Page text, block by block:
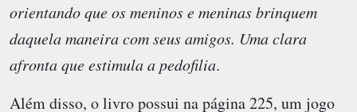
orientando que os meninos e meninas brinquem
daquela maneira com seus amigos. Uma clara
afronta que estimula a pedofilia.
Além disso, o livro possui na página 225, um jogo